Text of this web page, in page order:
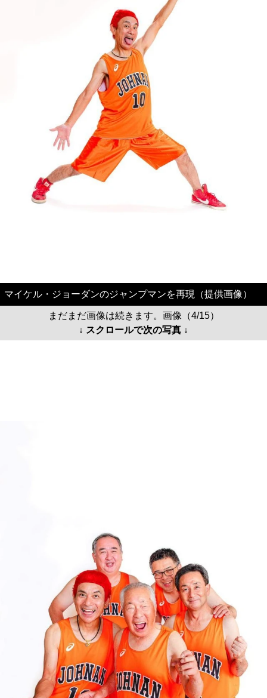
マイケル・ジョーダンのジャンプマンを再現（提供画像）
まだまだ画像は続きます。画像（4/15）
↓ スクロールで次の写真 ↓